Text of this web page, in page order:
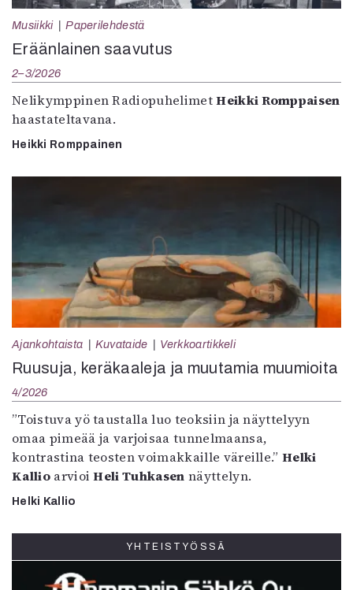
Musiikki Paperilehdestä
Eräänlainen saavutus
2–3/2026
Nelikymppinen RadiopuhelimetHeikki Romppaisen
haastateltavana.
Heikki Romppainen
Ajankohtaista Kuvataide Verkkoartikkeli
Ruusuja, keräkaaleja ja muutamia muumioita
4/2026
”Toistuva yö taustalla luo teoksiin ja näyttelyyn
omaa pimeää ja varjoisaa tunnelmaansa,
kontrastina teosten voimakkaille väreille.”Helki
KallioarvioiHeli Tuhkasen näyttelyn.
Helki Kallio
YHTEISTYÖSSÄ